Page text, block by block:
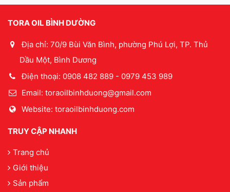
TORA OIL BÌNH DƯỜNG
Địa chỉ: 70/9 Bùi Văn Bình, phường Phú Lợi, TP. Thủ
Dầu Một, Bình Dương
Điện thoại: 0908 482 889 - 0979 453 989
Email: toraoilbinhduong@gmail.com
Website: toraoilbinhduong.com
TRUY CẬP NHANH
Trang chủ
Giới thiệu
Sản phẩm